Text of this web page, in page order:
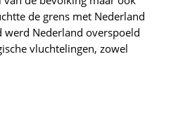
de grens met Nederland
Nederland overspoeld
vluchtelingen, zowel